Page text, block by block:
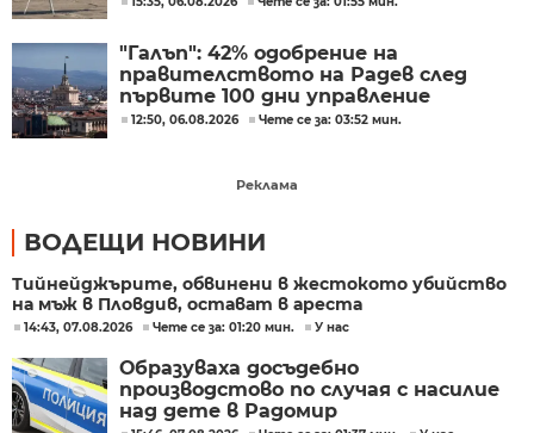
"Галъп": 42% одобрение на
правителството на Радев след
първите 100 дни управление
12:50, 06.08.2026 Чете се за: 03:52 мин.
Реклама
ВОДЕЩИ НОВИНИ
Тийнейджърите, обвинени в жестокото убийство
на мъж в Пловдив, остават в ареста
14:43, 07.08.2026 Чете се за: 01:20 мин. У нас
Образуваха досъдебно
производстово по случая с насилие
над дете в Радомир